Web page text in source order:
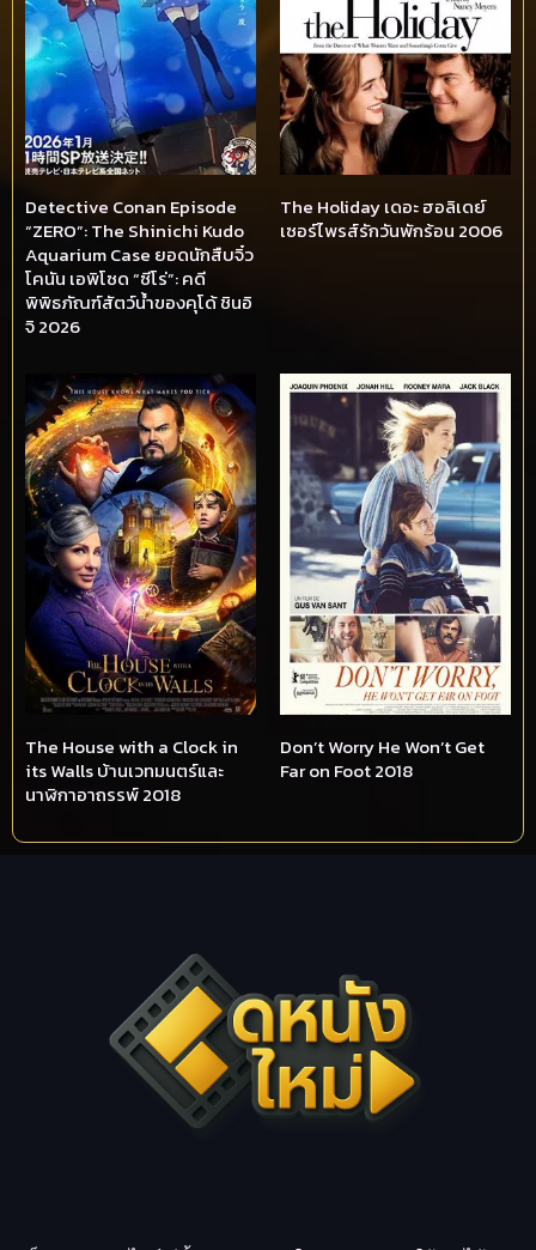
Detective Conan Episode
“ZERO”: The Shinichi Kudo
Aquarium Case ยอดนักสืบจิ๋ว
โคนัน เอพิโซด “ซีโร่”: คดี
พิพิธภัณฑ์สัตว์น้ำของคุโด้ ชินอิ
จิ 2026
The Holiday เดอะ ฮอลิเดย์
เซอร์ไพรส์รักวันพักร้อน 2006
The House with a Clock in
its Walls บ้านเวทมนตร์และ
นาฬิกาอาถรรพ์ 2018
Don’t Worry He Won’t Get
Far on Foot 2018